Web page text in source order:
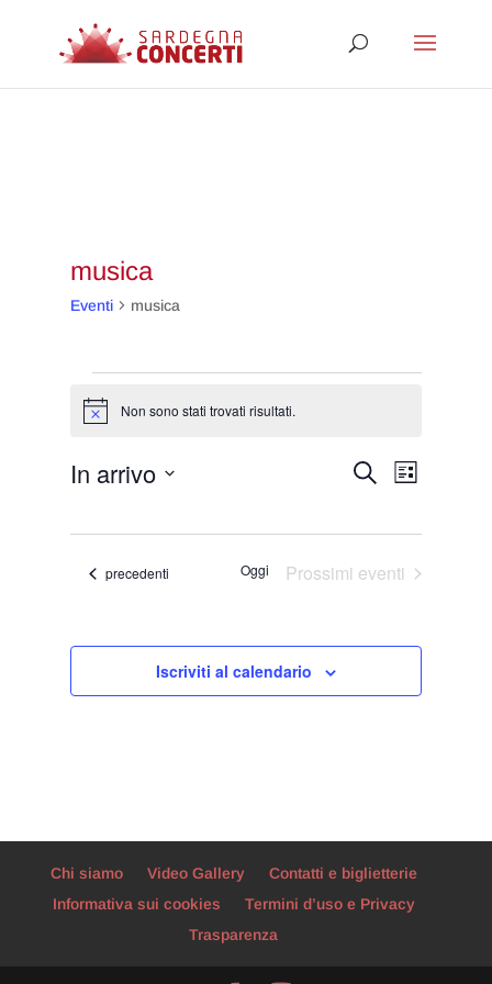
musica
Eventi musica
Eventi
Notice Non sono stati trovati risultati.
Eventi
e
viste
CercaEvento
Lista
In arrivo
la
data.Eventi
precedenti Oggi Prossimi eventi
Iscriviti al calendario
Chi siamo Video Gallery
Contatti e biglietterie
Informativa sui cookies
Termini d’uso e Privacy
Trasparenza